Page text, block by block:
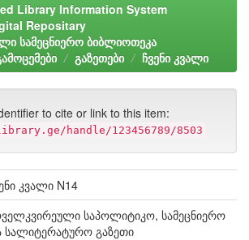
Library Information System
Repositary
სამეცნიერო ბიბლიოთეკა
გაზეთები ჩვენი კვალი
to cite or link to this item:
handle/123456789/8503
კვალი N14
საპოლიტიკო, სამეცნიერო
სალიტერატურო გაზეთი